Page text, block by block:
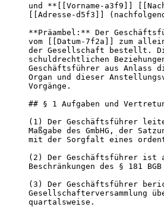
und **[[Vorname-a3f9]]
[[Adresse-d5f3]]
**Präambel:** Der
vom [[Datum-7f2a]] zum
der Gesellschaft bestellt.
schuldrechtlichen
Geschäftsführer aus Anlass
Organ und dieser
Vorgänge.
## § 1 Aufgaben und
(1) Der Geschäftsführer
Maßgabe des GmbHG, der
mit der Sorgfalt eines
(2) Der Geschäftsführer ist
Beschränkungen des § 181
(3) Der Geschäftsführer
Gesellschafterversammlung
quartalsweise.